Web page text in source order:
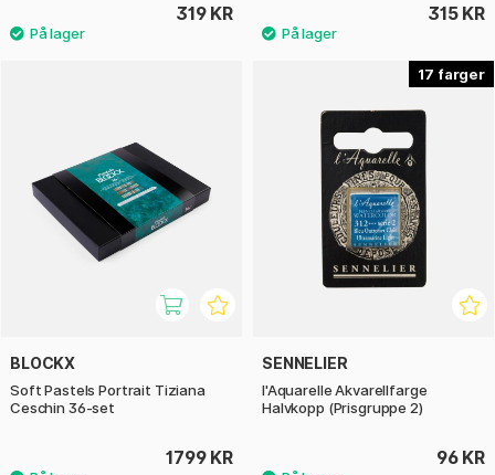
319 KR 315 KR
BLOCKX
Soft Pastels Portrait Tiziana
Ceschin 36-set
1799 KR
17
SENNELIER
l'Aquarelle Akvarellfarge
Halvkopp (Prisgruppe 2)
96 KR